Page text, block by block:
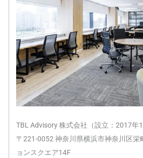
TBL Advisory 株式会社（設立：2017年
〒221-0052 神奈川県横浜市神奈川区栄
ョンスクエア14F